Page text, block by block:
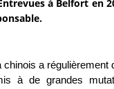
à Belfort en
a régulièrement
à de grandes